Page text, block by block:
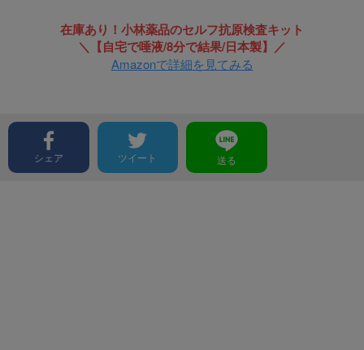
在庫あり！小林薬品のセルフ抗原検査キット
＼【自宅で唾液/8分で結果/日本製】／
Amazonで詳細を見てみる
シェア ツイート 送る